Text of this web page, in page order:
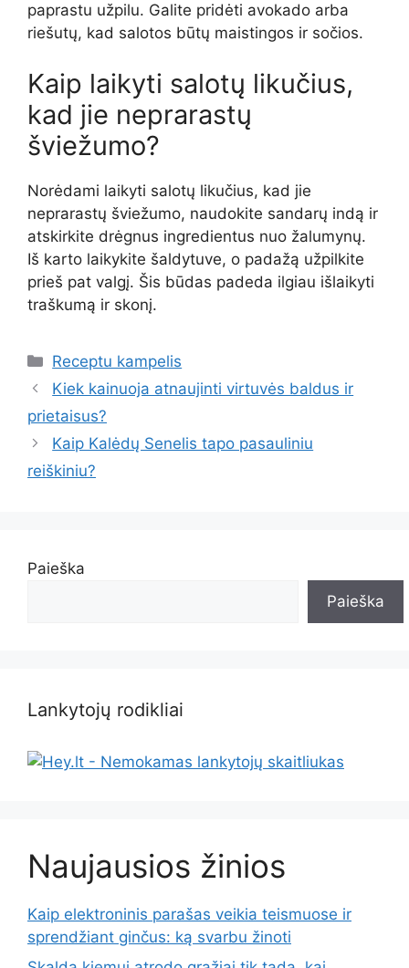
paprastu užpilu. Galite pridėti avokado arba
riešutų, kad salotos būtų maistingos ir sočios.
Kaip laikyti salotų likučius,
kad jie neprarastų
šviežumo?
Norėdami laikyti salotų likučius, kad jie
neprarastų šviežumo, naudokite sandarų indą ir
atskirkite drėgnus ingredientus nuo žalumynų.
Iš karto laikykite šaldytuve, o padažą užpilkite
prieš pat valgį. Šis būdas padeda ilgiau išlaikyti
traškumą ir skonį.
Kategorijos
Receptu kampelis
Kiek kainuoja atnaujinti virtuvės baldus ir
prietaisus?
Kaip Kalėdų Senelis tapo pasauliniu
reiškiniu?
Paieška
Paieška
Lankytojų rodikliai
Naujausios žinios
Kaip elektroninis parašas veikia teismuose ir
sprendžiant ginčus: ką svarbu žinoti